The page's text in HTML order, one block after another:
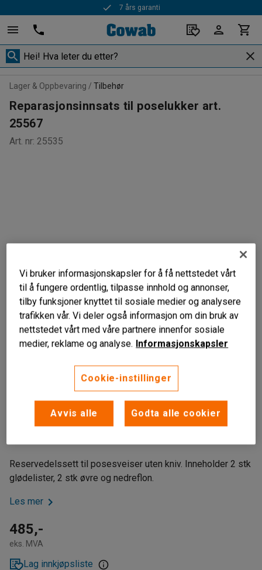
7 års garanti
Lager & Oppbevaring Tilbehør
Reparasjonsinnsats til poselukker art.
25567
Art. nr: 25535
Til posesveiser
Reservedelsett
Reservedelssett til posesveiser uten kniv. Inneholder 2 stk
glødelister, 2 stk øvre og nedreflon.
Les mer
485,-
eks. MVA
Lag innkjøpsliste
Vi bruker informasjonskapsler for å få nettstedet vårt
til å fungere ordentlig, tilpasse innhold og annonser,
tilby funksjoner knyttet til sosiale medier og analysere
trafikken vår. Vi deler også informasjon om din bruk av
nettstedet vårt med våre partnere innenfor sosiale
medier, reklame og analyse. Informasjonskapsler
Cookie-instillinger
Avvis alle Godta alle cookier